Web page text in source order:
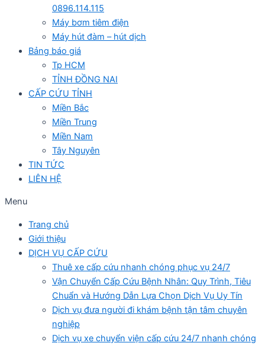
0896.114.115
Máy bơm tiêm điện
Máy hút đàm – hút dịch
Bảng báo giá
Tp HCM
TỈNH ĐỒNG NAI
CẤP CỨU TỈNH
Miền Bắc
Miền Trung
Miền Nam
Tây Nguyên
TIN TỨC
LIÊN HỆ
Menu
Trang chủ
Giới thiệu
DỊCH VỤ CẤP CỨU
Thuê xe cấp cứu nhanh chóng phục vụ 24/7
Vận Chuyển Cấp Cứu Bệnh Nhân: Quy Trình, Tiêu
Chuẩn và Hướng Dẫn Lựa Chọn Dịch Vụ Uy Tín
Dịch vụ đưa người đi khám bệnh tận tâm chuyên
nghiệp
Dịch vụ xe chuyển viện cấp cứu 24/7 nhanh chóng